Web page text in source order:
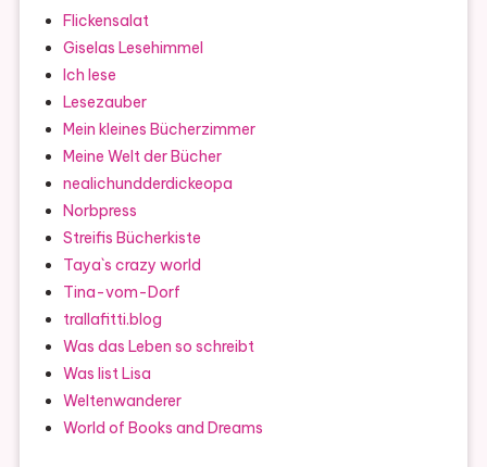
Flickensalat
Giselas Lesehimmel
Ich lese
Lesezauber
Mein kleines Bücherzimmer
Meine Welt der Bücher
nealichundderdickeopa
Norbpress
Streifis Bücherkiste
Taya`s crazy world
Tina-vom-Dorf
trallafitti.blog
Was das Leben so schreibt
Was list Lisa
Weltenwanderer
World of Books and Dreams